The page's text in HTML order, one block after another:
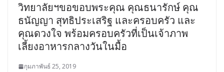
วิทยาลัยฯขอขอบพระคุณ คุณธนารักษ์ คุณ
ธนัญญา สุทธิประเสริฐ และครอบครัว และ
คุณดวงใจ พร้อมครอบครัวที่เป็นเจ้าภาพ
เลี้ยงอาหารกลางวันในมื้อ
กุมภาพันธ์ 25, 2019